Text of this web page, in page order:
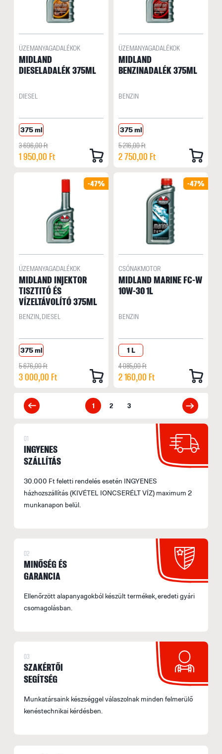
ÜZEMANYAGADALÉKOK
MIDLAND
DIESELADALÉK 375ML
DIESEL
375 ml
3 696,00 Ft
1 950,00 Ft
ÜZEMANYAGADALÉKOK
MIDLAND
BENZINADALÉK 375ML
BENZIN
375 ml
5 216,00 Ft
2 750,00 Ft
-47%
ÜZEMANYAGADALÉKOK
MIDLAND INJEKTOR
TISZTITÓ ÉS
VÍZELTÁVOLÍTÓ 375ML
BENZIN, DIESEL
375 ml
5 676,00 Ft
3 000,00 Ft
-47%
CSÓNAKMOTOR
MIDLAND MARINE FC-W
10W-30 1L
BENZIN
1 L
4 085,00 Ft
2 160,00 Ft
1 2 3
01
INGYENES
SZÁLLÍTÁS
30.000 Ft feletti rendelés esetén INGYENES
házhozszállítás (KIVÉTEL IONCSERÉLT VÍZ) maximum 2
munkanapon belül.
02
MINŐSÉG ÉS
GARANCIA
Ellenőrzött alapanyagokból készült termékek, eredeti gyári
csomagolásban.
03
SZAKÉRTŐI
SEGÍTSÉG
Munkatársaink készséggel válaszolnak minden felmerülő
kenéstechnikai kérdésben.